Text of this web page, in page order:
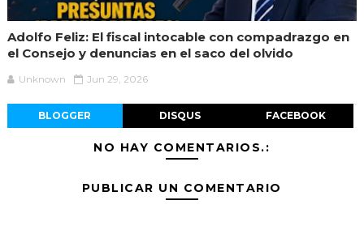
Adolfo Feliz: El fiscal intocable con compadrazgo en
el Consejo y denuncias en el saco del olvido
Unknown Jun 29, 2026
BLOGGER DISQUS FACEBOOK
NO HAY COMENTARIOS.:
PUBLICAR UN COMENTARIO